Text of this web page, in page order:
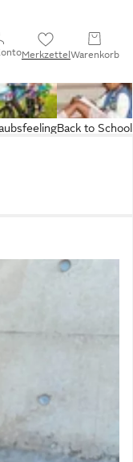
MerkzettelWarenkorb
Back to School